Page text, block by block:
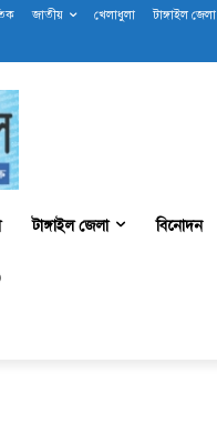
জাতীয় খেলাধুলা টাঙ্গাইল জেলা
টাঙ্গাইল জেলা বিনোদন